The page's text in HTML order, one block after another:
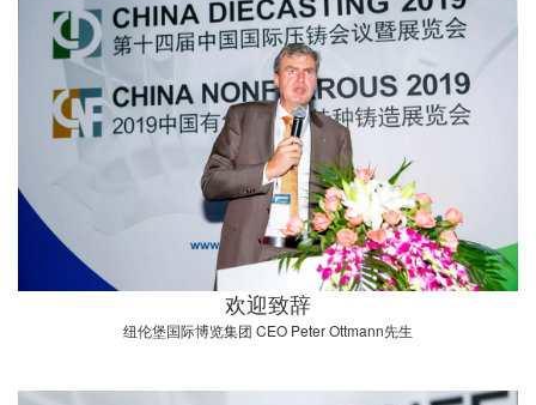
欢迎致辞
纽伦堡国际博览集团 CEO Peter Ottmann先生